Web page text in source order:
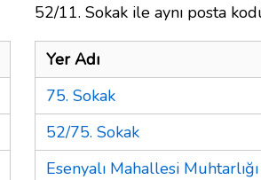
52/11. Sokak ile aynı posta
Yer Adı
75. Sokak
52/75. Sokak
Esenyalı Mahallesi Muhtarlığı